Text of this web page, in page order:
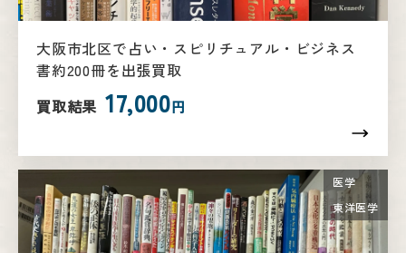
大阪市北区で占い・スピリチュアル・ビジネス
書約200冊を出張買取
買取結果 17,000円
医学
東洋医学